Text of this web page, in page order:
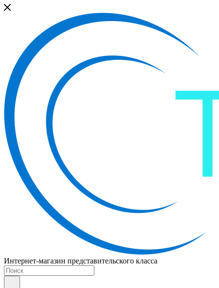
Интернет-магазин представительского класса